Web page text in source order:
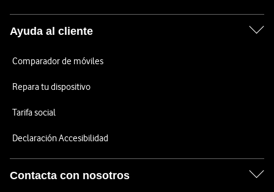
Ayuda al cliente
Comparador de móviles
Repara tu dispositivo
Tarifa social
Declaración Accesibilidad
Contacta con nosotros